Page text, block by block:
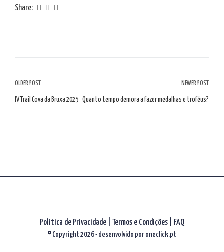
Share:
Navegação
de
OLDER POST
IV Trail Cova da Bruxa 2025
NEWER POST
Quanto tempo demora a fazer medalhas e troféus?
Politica de Privacidade| Termos e Condições FAQ
© Copyright 2026 - desenvolvido por oneclick.pt